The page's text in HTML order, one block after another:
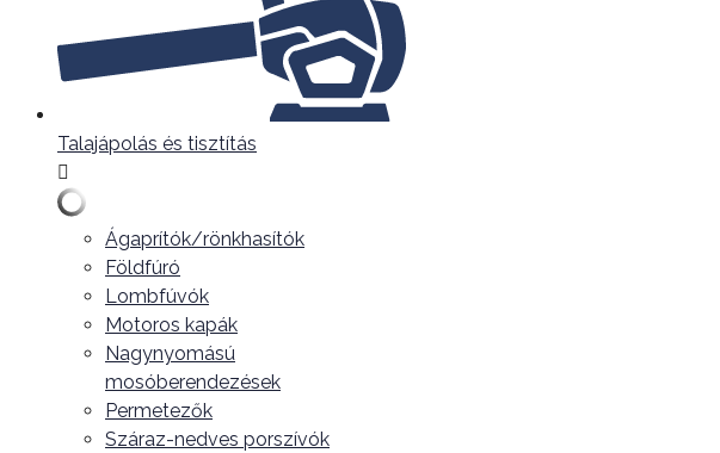
Talajápolás és tisztítás
Ágaprítók/rönkhasítók
Földfúró
Lombfúvók
Motoros kapák
Nagynyomású
mosóberendezések
Permetezők
Száraz-nedves porszívók